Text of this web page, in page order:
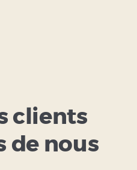
clients
de nous